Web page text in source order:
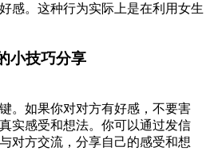
感。这种行为实际上是在利用女生
小技巧分享
。如果你对对方有好感，不要害
实感受和想法。你可以通过发信
对方交流，分享自己的感受和想